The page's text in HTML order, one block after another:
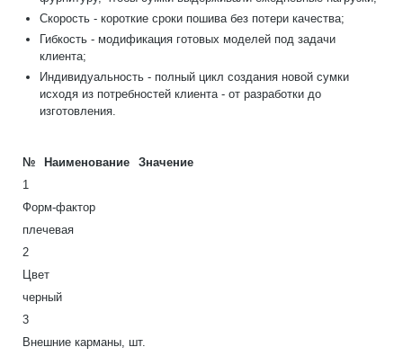
Скорость - короткие сроки пошива без потери качества;
Гибкость - модификация готовых моделей под задачи
клиента;
Индивидуальность - полный цикл создания новой сумки
исходя из потребностей клиента - от разработки до
изготовления.
№ Наименование
Значение
1
Форм-фактор
плечевая
2
Цвет
черный
3
Внешние карманы, шт.